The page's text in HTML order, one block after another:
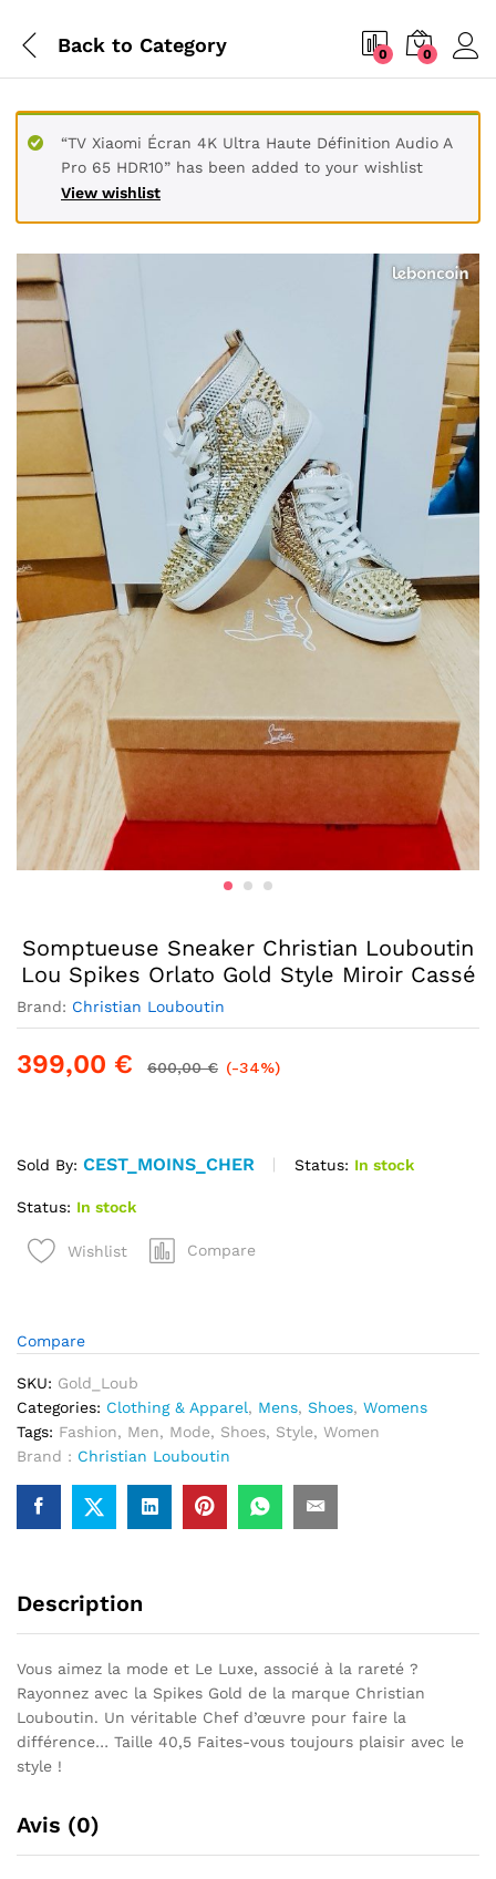
Back to Category 0 0
View wishlist
“TV Xiaomi Écran 4K Ultra Haute Définition Audio A
Pro 65 HDR10” has been added to your wishlist
Somptueuse Sneaker Christian Louboutin
Lou Spikes Orlato Gold Style Miroir Cassé
Brand: Christian Louboutin
399,00 € 600,00€ (-34%)
Sold By: CEST_MOINS_CHER Status: In stock
Status: In stock
de
Louboutin
Lou
Spikes
Orlato
Gold
Miroir
Wishlist Compare
Compare
SKU: Gold_Loub
Categories: Clothing & Apparel, Mens, Shoes, Womens
Tags: Fashion, Men, Mode, Shoes, Style, Women
Brand : Christian Louboutin
Description
Vous aimez la mode et Le Luxe, associé à la rareté ?
Rayonnez avec la Spikes Gold de la marque Christian
Louboutin. Un véritable Chef d’œuvre pour faire la
différence… Taille 40,5 Faites-vous toujours plaisir avec le
style !
Avis (0)